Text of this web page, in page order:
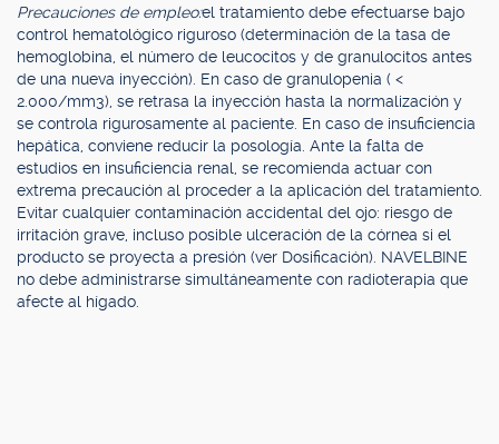
Precauciones de empleo:el tratamiento debe efectuarse bajo
control hematológico riguroso (determinación de la tasa de
hemoglobina, el número de leucocitos y de granulocitos antes
de una nueva inyección). En caso de granulopenia ( <
2.000/mm3), se retrasa la inyección hasta la normalización y
se controla rigurosamente al paciente. En caso de insuficiencia
hepática, conviene reducir la posología. Ante la falta de
estudios en insuficiencia renal, se recomienda actuar con
extrema precaución al proceder a la aplicación del tratamiento.
Evitar cualquier contaminación accidental del ojo: riesgo de
irritación grave, incluso posible ulceración de la córnea si el
producto se proyecta a presión (ver Dosificación). NAVELBINE
no debe administrarse simultáneamente con radioterapia que
afecte al hígado.